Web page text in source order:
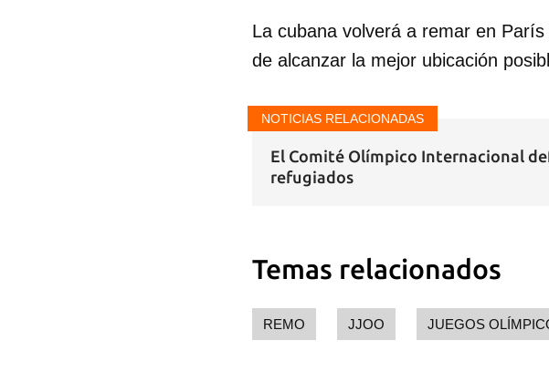
La cubana volverá a remar en
de alcanzar la mejor ubicación
NOTICIAS RELACIONADAS
El Comité Olímpico Internacional
refugiados
Temas relacionados
REMO JJOO JUEGOS